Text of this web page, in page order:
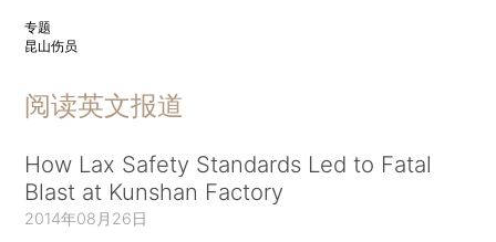
专题
昆山伤员
阅读英文报道
How Lax Safety Standards Led to Fatal
Blast at Kunshan Factory
2014年08月26日